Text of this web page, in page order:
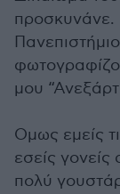
προσκυνάνε.
μου
Ομως εμείς
εσείς
πολύ